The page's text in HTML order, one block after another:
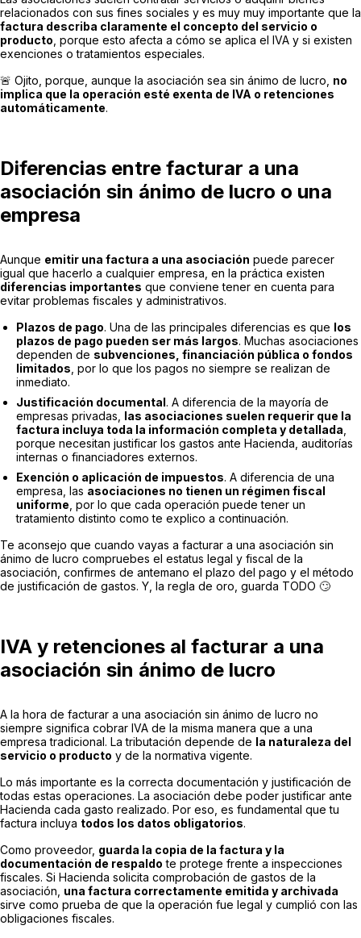
relacionados con sus fines sociales y es muy muy importante que la
factura describa claramente el concepto del servicio o
producto , porque esto afecta a cómo se aplica el IVA y si existen
exenciones o tratamientos especiales.
🚨 Ojito, porque, aunque la asociación sea sin ánimo de lucro, no
implica que la operación esté exenta de IVA o retenciones
automáticamente.
Diferencias entre facturar a una
asociación sin ánimo de lucro o una
empresa
Aunque emitir una factura a una asociación puede parecer
igual que hacerlo a cualquier empresa, en la práctica existen
diferencias importantes que conviene tener en cuenta para
evitar problemas fiscales y administrativos.
Plazos de pago. Una de las principales diferencias es que los
plazos de pago pueden ser más largos. Muchas asociaciones
dependen de subvenciones, financiación pública o fondos
limitados , por lo que los pagos no siempre se realizan de
inmediato.
Justificación documental. A diferencia de la mayoría de
empresas privadas, las asociaciones suelen requerir que la
factura incluya toda la información completa y detallada
porque necesitan justificar los gastos ante Hacienda, auditorías
internas o financiadores externos.
Exención o aplicación de impuestos. A diferencia de una
empresa, las asociaciones no tienen un régimen fiscal
uniforme , por lo que cada operación puede tener un
tratamiento distinto como te explico a continuación.
Te aconsejo que cuando vayas a facturar a una asociación sin
ánimo de lucro compruebes el estatus legal y fiscal de la
asociación, confirmes de antemano el plazo del pago y el método
de justificación de gastos. Y, la regla de oro, guarda TODO 🙄
IVA y retenciones al facturar a una
asociación sin ánimo de lucro
A la hora de facturar a una asociación sin ánimo de lucro no
siempre significa cobrar IVA de la misma manera que a una
empresa tradicional. La tributación depende de la naturaleza del
servicio o producto y de la normativa vigente.
Lo más importante es la correcta documentación y justificación de
todas estas operaciones. La asociación debe poder justificar ante
Hacienda cada gasto realizado. Por eso, es fundamental que tu
factura incluya todos los datos obligatorios.
Como proveedor, guarda la copia de la factura y la
documentación de respaldo te protege frente a inspecciones
fiscales. Si Hacienda solicita comprobación de gastos de la
asociación, una factura correctamente emitida y archivada
sirve como prueba de que la operación fue legal y cumplió con las
obligaciones fiscales.